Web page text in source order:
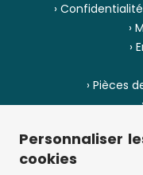
›
›
›
› Pièces
Personnaliser
cookies